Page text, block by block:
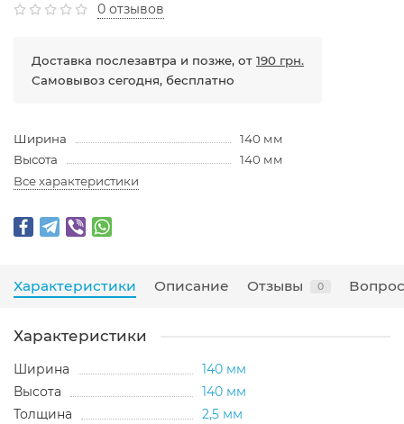
0 отзывов
Доставка послезавтра и позже, от 190 грн.
Самовывоз сегодня, бесплатно
Ширина
140 мм
Высота
140 мм
Все характеристики
Характеристики Описание Отзывы 0
Характеристики
Ширина
140 мм
Высота
140 мм
Толщина
2,5 мм